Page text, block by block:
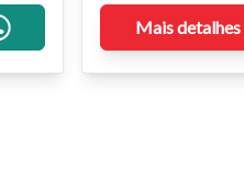
Mais detalhes